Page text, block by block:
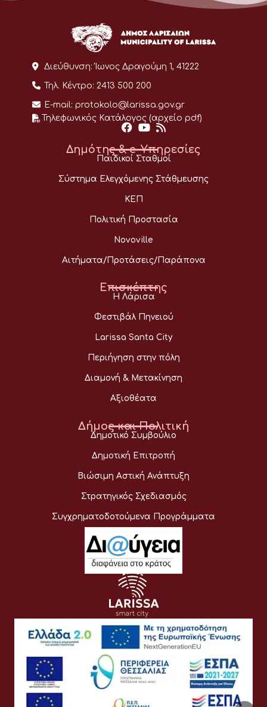
Διεύθυνση: Ίωνος Δραγούμη 1, 41222
Τηλ. Κέντρο: 2413 500 200
E-mail: protokolo@larissa.gov.gr
Τηλεφωνικός Κατάλογος (αρχείο pdf)
Δημότης & e-Υπηρεσίες
Παιδικοί Σταθμοί
Σύστημα Ελεγχόμενης Στάθμευσης
ΚΕΠ
Πολιτική Προστασία
Novoville
Αιτήματα/Προτάσεις/Παράπονα
Επισκέπτης
Η Λάρισα
Φεστιβάλ Πηνειού
Larissa Santa City
Περιήγηση στην πόλη
Διαμονή & Μετακίνηση
Αξιοθέατα
Δήμος και Πολιτική
Δημοτικό Συμβούλιο
Δημοτική Επιτροπή
Βιώσιμη Αστική Ανάπτυξη
Στρατηγικός Σχεδιασμός
Συγχρηματοδοτούμενα Προγράμματα